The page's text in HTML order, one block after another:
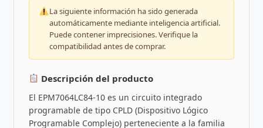
La siguiente información ha sido generada
automáticamente mediante inteligencia artificial.
Puede contener imprecisiones. Verifique la
compatibilidad antes de comprar.
Descripción del producto
El EPM7064LC84-10 es un circuito integrado
programable de tipo CPLD (Dispositivo Lógico
Programable Complejo) perteneciente a la familia